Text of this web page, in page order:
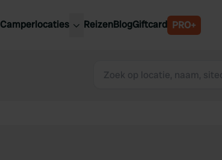
Camperlocaties
Luxemburg
ReizenBlogGiftcard PRO+